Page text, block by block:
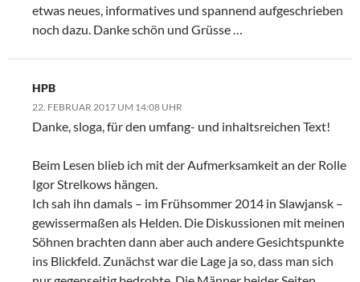
etwas neues, informatives und spannend aufgeschrieben
noch dazu. Danke schön und Grüsse …
HPB
22. FEBRUAR 2017 UM 14:08 UHR
Danke, sloga, für den umfang- und inhaltsreichen Text!
Beim Lesen blieb ich mit der Aufmerksamkeit an der Rolle
Igor Strelkows hängen.
Ich sah ihn damals – im Frühsommer 2014 in Slawjansk –
gewissermaßen als Helden. Die Diskussionen mit meinen
Söhnen brachten dann aber auch andere Gesichtspunkte
ins Blickfeld. Zunächst war die Lage ja so, dass man sich